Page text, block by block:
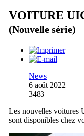
VOITURE
(Nouvelle série)
News
6 août 2022
3483
Les nouvelles voitures
sont disponibles chez